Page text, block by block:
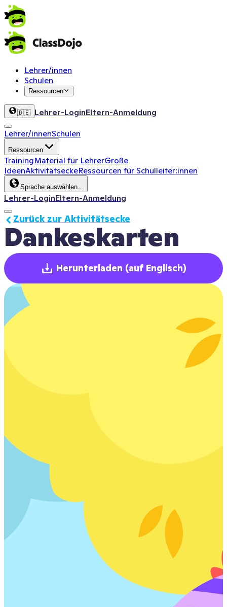
Lehrer/innen
Schulen
Ressourcen
🇩🇪 Lehrer-LoginEltern-Anmeldung
Lehrer/innenSchulen
Ressourcen
TrainingMaterial für LehrerGroße
IdeenAktivitätseckeRessourcen für Schulleiter:innen
Sprache auswählen...
Lehrer-LoginEltern-Anmeldung
Dankeskarten
Zurück zur Aktivitätsecke
Herunterladen (auf Englisch)